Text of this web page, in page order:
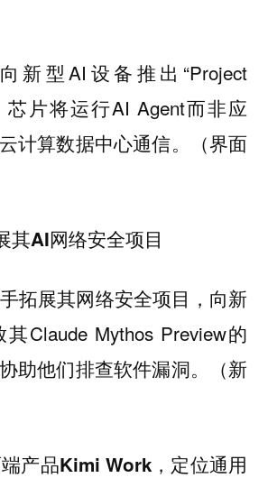
新型AI设备推出“Project
芯片将运行AI Agent而非应
计算数据中心通信。（界面
AI网络安全项目
拓展其网络安全项目，向新
Claude Mythos Preview的
助他们排查软件漏洞。（新
产品Kimi Work，定位通用